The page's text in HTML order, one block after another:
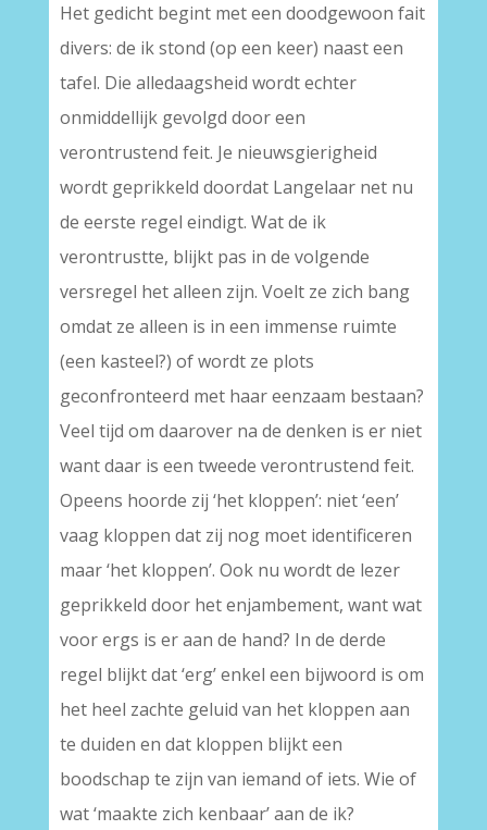
Het gedicht begint met een doodgewoon fait
divers: de ik stond (op een keer) naast een
tafel. Die alledaagsheid wordt echter
onmiddellijk gevolgd door een
verontrustend feit. Je nieuwsgierigheid
wordt geprikkeld doordat Langelaar net nu
de eerste regel eindigt. Wat de ik
verontrustte, blijkt pas in de volgende
versregel het alleen zijn. Voelt ze zich bang
omdat ze alleen is in een immense ruimte
(een kasteel?) of wordt ze plots
geconfronteerd met haar eenzaam bestaan?
Veel tijd om daarover na de denken is er niet
want daar is een tweede verontrustend feit.
Opeens hoorde zij ‘het kloppen’: niet ‘een’
vaag kloppen dat zij nog moet identificeren
maar ‘het kloppen’. Ook nu wordt de lezer
geprikkeld door het enjambement, want wat
voor ergs is er aan de hand? In de derde
regel blijkt dat ‘erg’ enkel een bijwoord is om
het heel zachte geluid van het kloppen aan
te duiden en dat kloppen blijkt een
boodschap te zijn van iemand of iets. Wie of
wat ‘maakte zich kenbaar’ aan de ik?